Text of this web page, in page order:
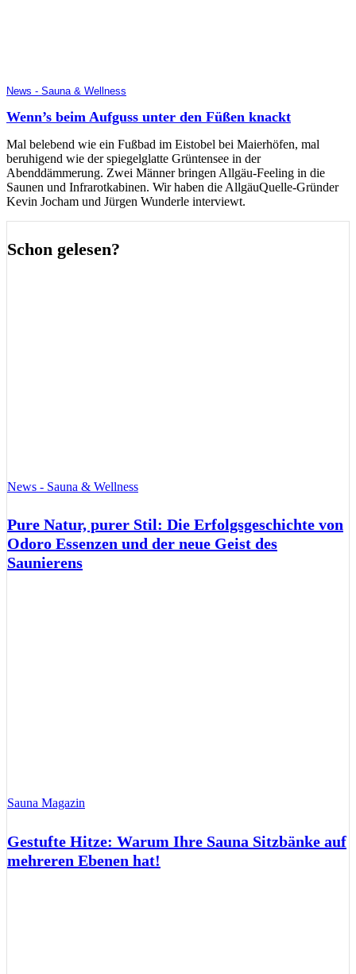
News - Sauna & Wellness
Wenn’s beim Aufguss unter den Füßen knackt
Mal belebend wie ein Fußbad im Eistobel bei Maierhöfen, mal
beruhigend wie der spiegelglatte Grüntensee in der
Abenddämmerung. Zwei Männer bringen Allgäu-Feeling in die
Saunen und Infrarotkabinen. Wir haben die AllgäuQuelle-Gründer
Kevin Jocham und Jürgen Wunderle interviewt.
Schon gelesen?
News - Sauna & Wellness
Pure Natur, purer Stil: Die Erfolgsgeschichte von
Odoro Essenzen und der neue Geist des
Saunierens
Sauna Magazin
Gestufte Hitze: Warum Ihre Sauna Sitzbänke auf
mehreren Ebenen hat!